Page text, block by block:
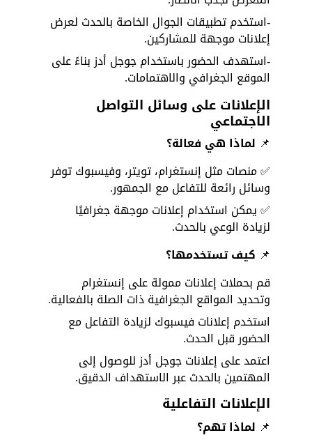
-استخدم تطبيقات الجوال الخاصة بالحدث لعرض
إعلانات موجهة للمشاركين.
-استهدف الحضور باستخدام جوجل أدز بناءً على
الموقع الجغرافي والاهتمامات.
الإعلانات على وسائل التواصل
الاجتماعي
📌 لماذا هي فعالة؟
✅ منصات مثل إنستغرام، تويتر، وفيسبوك توفر
وسائل رائعة للتفاعل مع الجمهور.
✅ يمكن استخدام إعلانات موجهة جغرافيًا
لزيادة الوعي بالحدث.
📌 كيف تستخدمها؟
قم بحملات إعلانات ممولة على إنستغرام
وتحديد المواقع الجغرافية ذات الصلة بالفعالية.
استخدم إعلانات فيسبوك لزيادة التفاعل مع
الحضور قبل الحدث.
اعتمد على إعلانات جوجل أدز للوصول إلى
المهتمين بالحدث عبر الاستهداف الدقيق.
الإعلانات التفاعلية
📌 لماذا تهم؟